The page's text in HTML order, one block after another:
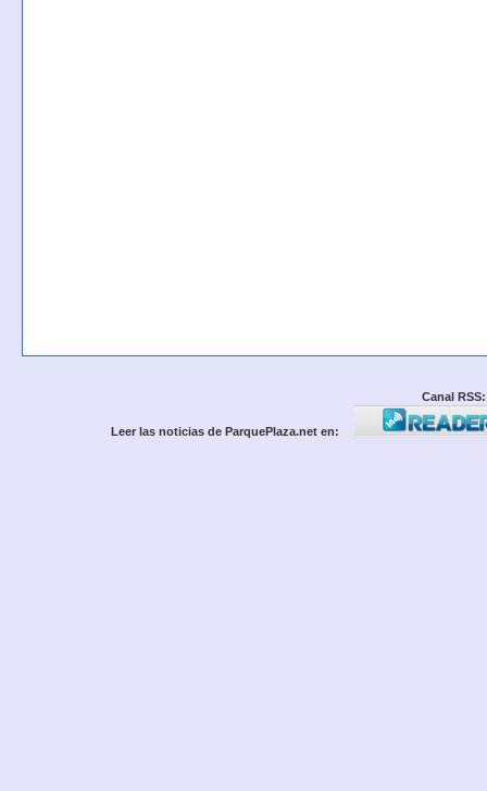
Canal RSS:
Leer las noticias de ParquePlaza.net en: